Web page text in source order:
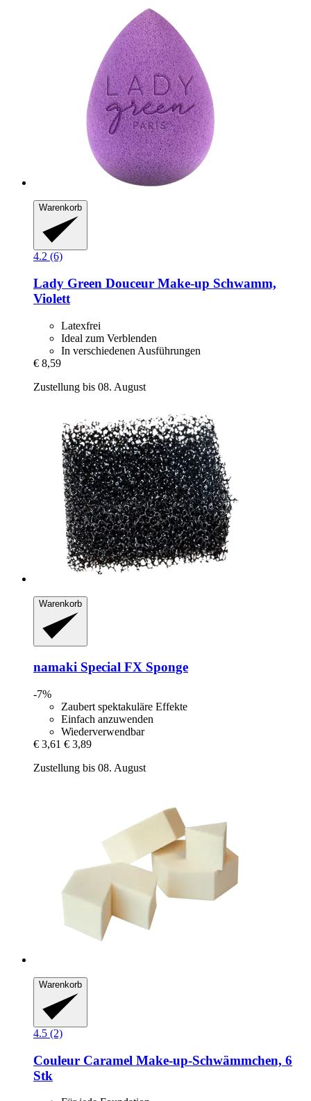
Warenkorb
4.2 (6)
Lady Green Douceur Make-​up Schwamm,
Violett
Latexfrei
Ideal zum Verblenden
In verschiedenen Ausführungen
€ 8,59
Zustellung bis 08. August
Warenkorb
namaki Special FX Sponge
-7%
Zaubert spektakuläre Effekte
Einfach anzuwenden
Wiederverwendbar
€ 3,61 € 3,89
Zustellung bis 08. August
Warenkorb
4.5 (2)
Couleur Caramel Make-​up-​Schwämmchen, 6
Stk